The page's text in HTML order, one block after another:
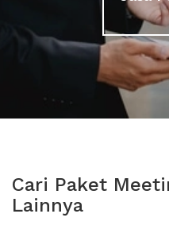
Cari Paket
Lainnya